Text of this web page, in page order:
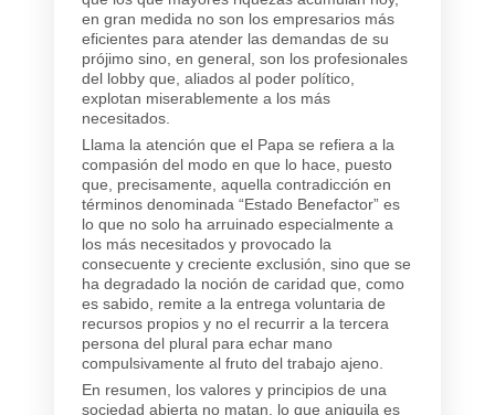
en gran medida no son los empresarios más
eficientes para atender las demandas de su
prójimo sino, en general, son los profesionales
del lobby que, aliados al poder político,
explotan miserablemente a los más
necesitados.
Llama la atención que el Papa se refiera a la
compasión del modo en que lo hace, puesto
que, precisamente, aquella contradicción en
términos denominada “Estado Benefactor” es
lo que no solo ha arruinado especialmente a
los más necesitados y provocado la
consecuente y creciente exclusión, sino que se
ha degradado la noción de caridad que, como
es sabido, remite a la entrega voluntaria de
recursos propios y no el recurrir a la tercera
persona del plural para echar mano
compulsivamente al fruto del trabajo ajeno.
En resumen, los valores y principios de una
sociedad abierta no matan, lo que aniquila es